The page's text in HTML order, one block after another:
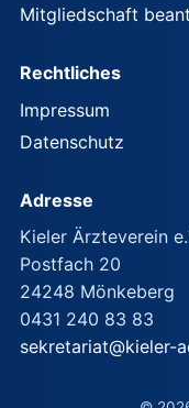
Mitgliedschaft
Rechtliches
Impressum
Datenschutz
Adresse
Kieler Ärzteverein
Postfach 20
24248 Mönkeberg
0431 240 83 83
sekretariat@kieler-